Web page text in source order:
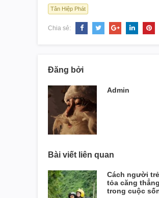
Tân Hiệp Phát
Chia sẻ:
Đăng bởi
Admin
Bài viết liên quan
Cách người
tỏa căng thẳng
trong cuộc